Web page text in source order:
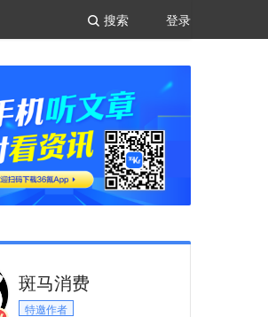
登录
搜索
斑马消费
特邀作者